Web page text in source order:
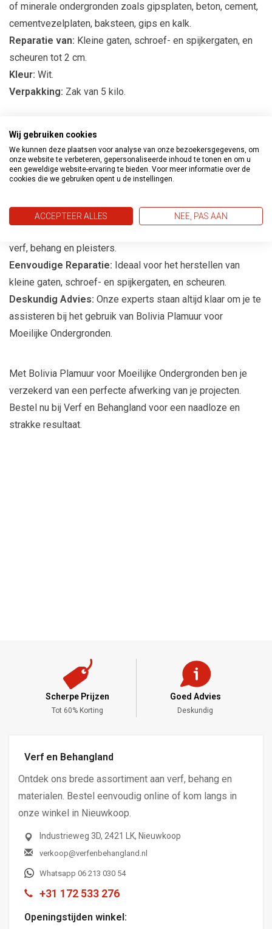
of minerale ondergronden zoals gipsplaten, beton, cement,
cementvezelplaten, baksteen, gips en kalk.
Reparatie van: Kleine gaten, schroef- en spijkergaten, en
scheuren tot 2 cm.
Kleur: Wit.
Verpakking: Zak van 5 kilo.
voor Moeilijke Ondergronden bij Verf
en Behangland?
Perfecte Afwerking:Deze plamuur zorgt voor een gladde
ondergronden.
verf, behang en pleisters.
Eenvoudige Reparatie: Ideaal voor het herstellen van
kleine gaten, schroef- en spijkergaten, en scheuren.
Deskundig Advies: Onze experts staan altijd klaar om je te
assisteren bij het gebruik van Bolivia Plamuur voor
Moeilijke Ondergronden.
Met Bolivia Plamuur voor Moeilijke Ondergronden ben je
verzekerd van een perfecte afwerking van je projecten.
Bestel nu bij Verf en Behangland voor een naadloze en
strakke resultaat.
Scherpe Prijzen
Tot 60% Korting
Goed Advies
Deskundig
Verf en Behangland
Ontdek ons brede assortiment aan verf, behang en
materialen. Bestel eenvoudig online of kom langs in
onze winkel in Nieuwkoop.
Industrieweg 3D, 2421 LK, Nieuwkoop
verkoop@verfenbehangland.nl
Whatsapp 06 213 030 54
+31 172 533 276
Openingstijden winkel:
Wij gebruiken cookies
We kunnen deze plaatsen voor analyse van onze bezoekersgegevens, om
onze website te verbeteren, gepersonaliseerde inhoud te tonen en om u
een geweldige website-ervaring te bieden. Voor meer informatie over de
cookies die we gebruiken opent u de instellingen.
ACCEPTEER ALLES NEE, PAS AAN